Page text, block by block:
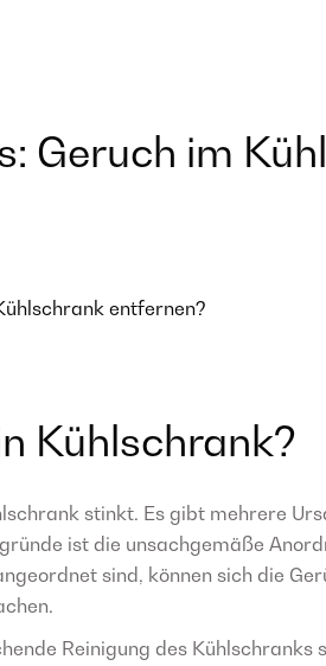
Geruch im
entfernen?
Kühlschrank?
stinkt. Es gibt mehrere
ist die unsachgemäße
sind, können sich die
Reinigung des Kühlschranks